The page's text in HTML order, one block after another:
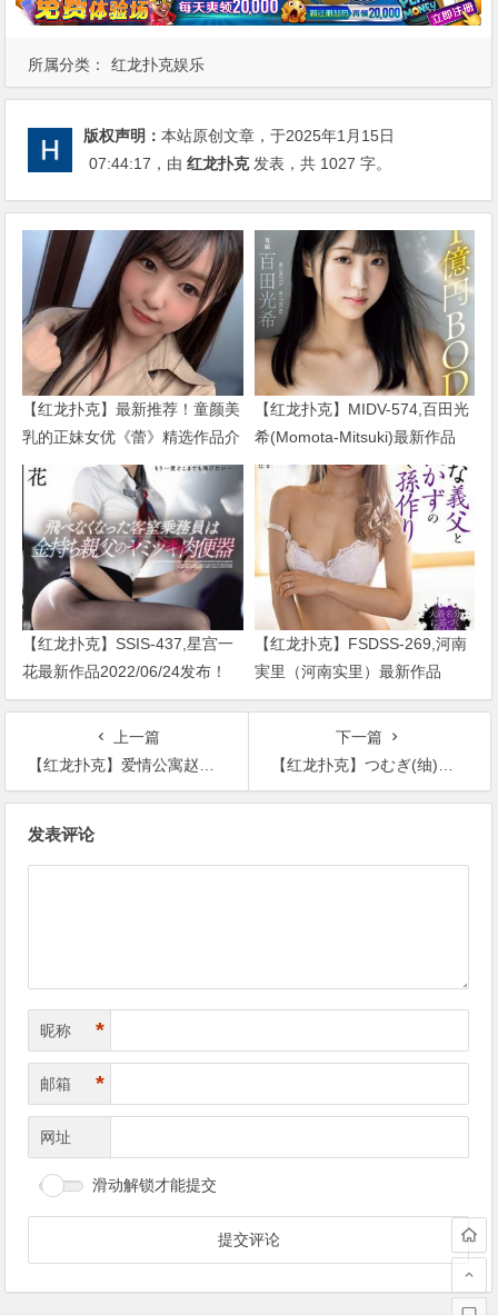
所属分类： 红龙扑克娱乐
版权声明：本站原创文章，于2025年1月15日
07:44:17 ，由红龙扑克发表，共 1027 字。
【红龙扑克】最新推荐！童颜美
乳的正妹女优《蕾》精选作品介
绍……
【红龙扑克】MIDV-574,百田光
希(Momota-Mitsuki)最新作品
2024/01/02发布！
【红龙扑克】SSIS-437,星宫一
花最新作品2022/06/24发布！
【红龙扑克】FSDSS-269,河南
実里（河南实里）最新作品
2021-08-26发布！
上一篇
【红龙扑克】爱情公寓赵霁男朋友被扒！ 两人如今怎么样？
下一篇
【红龙扑克】つむぎ(䌷)出道作品MIFD-576发布！和老师乱搞要被开除了⋯这位G奶美少女口罩下的真面目是？
发表评论
昵称 *
邮箱 *
网址
滑动解锁才能提交